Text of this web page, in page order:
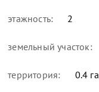
этажность: 2
земельный участок:
территория: 0.4 га